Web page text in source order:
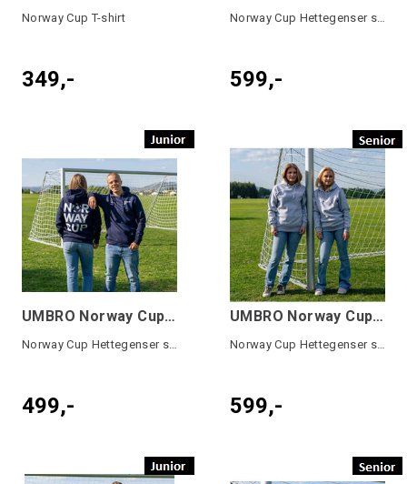
Norway Cup T-shirt
349,-
Norway Cup Hettegenser stor logo Voksen
599,-
UMBRO Norway Cup Basic Hood 24 Marine JR
Norway Cup Hettegenser stor logo Junior
499,-
UMBRO Norway Cup Basic Hood 24 Grå SR
Norway Cup Hettegenser stor logo Voksen
599,-